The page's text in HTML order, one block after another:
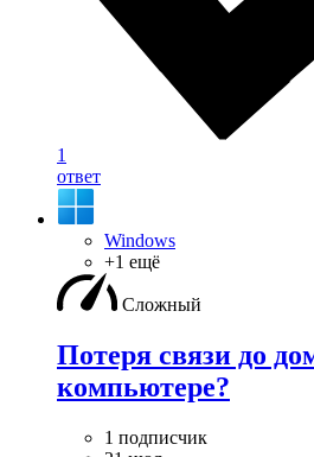
1
ответ
Windows
+1 ещё
Сложный
Потеря связи до
компьютере?
1 подписчик